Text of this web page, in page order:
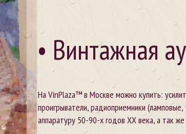
• Винтажная
На VinPlaza™ в Москве можно купить:
проигрыватели, радиоприемники
аппаратуру 50-90-х годов XX века, а так